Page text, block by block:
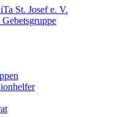
St. Josef e. V.